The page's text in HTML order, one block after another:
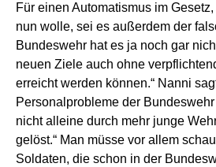
Für einen Automatismus im
nun wolle, sei es außerdem der
Bundeswehr hat es ja noch gar
neuen Ziele auch ohne
erreicht werden können.“ Nanni
Personalprobleme der
nicht alleine durch mehr junge
gelöst.“ Man müsse vor allem
Soldaten, die schon in der